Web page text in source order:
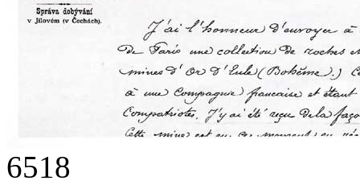
6518